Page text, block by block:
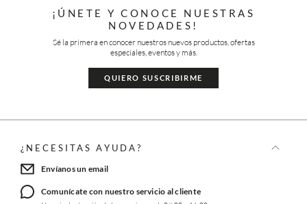
¡ÚNETE Y CONOCE NUESTRAS
NOVEDADES!
Sé la primera en conocer nuestros nuevos productos, ofertas
especiales, eventos y más.
QUIERO SUSCRIBIRME
¿NECESITAS AYUDA?
Envíanos un email
Comunícate con nuestro servicio al cliente